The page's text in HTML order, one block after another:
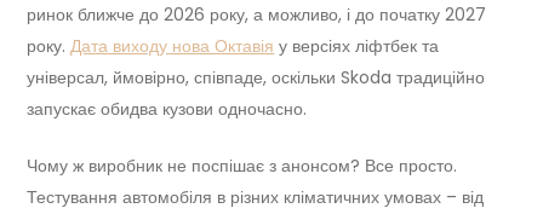
ринок ближче до 2026 року, а можливо, і до початку 2027
року.Дата виходу нова Октавія у версіях ліфтбек та
універсал, ймовірно, співпаде, оскільки Skoda традиційно
запускає обидва кузови одночасно.
Чому ж виробник не поспішає з анонсом? Все просто.
Тестування автомобіля в різних кліматичних умовах – від